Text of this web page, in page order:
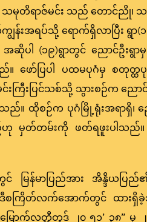
မုတိရာဇ်မင်း သည် တောင်ညို၊ သက်
န်းအရပ်သို့ ရောက်ရှိလာပြီး ရွာ(
ါ (၁၉)ရွာတွင် ညောင်ဦးရွာမှ
ဖော်ပြပါ ပထမပုဂံမှ စတုတ္
ြီးပြင်သစ်သို့ သွားစဉ်က ညောင်
းသည်။ ထိုစဉ်က ပုဂံမြို့ရုံးအရာ
မှတ်တမ်းကို ဖတ်ရဖူးပါသည်။
င် မြန်မာပြည်အား အိန္ဒိယပ
ဒီစကြိတ်လက်အောက်တွင် ထား
ောက်လတ္တီတွဒ် ၂၀ ၅၁’ ၃၈” မှ